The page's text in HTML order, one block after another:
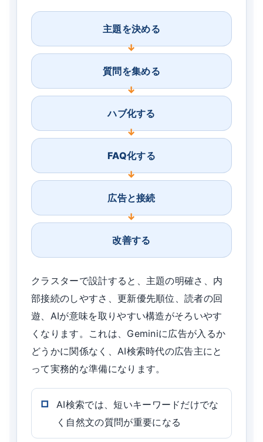
主題を決める
質問を集める
ハブ化する
FAQ化する
広告と接続
改善する
クラスターで設計すると、主題の明確さ、内
部接続のしやすさ、更新優先順位、読者の回
遊、AIが意味を取りやすい構造がそろいやす
くなります。これは、Geminiに広告が入るか
どうかに関係なく、AI検索時代の広告主にと
って実務的な準備になります。
AI検索では、短いキーワードだけでな
く自然文の質問が重要になる